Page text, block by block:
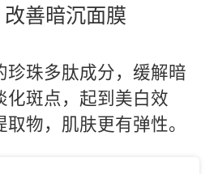
改善暗沉面膜
珍珠多肽成分，缓解暗
化斑点，起到美白效
物，肌肤更有弹性。